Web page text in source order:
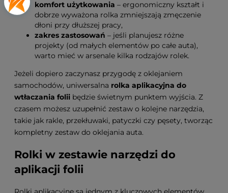
komfort użytkowania – ergonomiczny kształt i
dobrze wyważona rolka zmniejszają zmęczenie
dłoni przy dłuższej pracy,
zakres zastosowań – jeśli planujesz różne
projekty (od małych elementów po całe auta),
warto mieć w arsenale kilka rodzajów rolek.
Jeżeli dopiero zaczynasz przygodę z oklejaniem
samochodów, uniwersalna rolka aplikacyjna do
wtłaczania folii będzie świetnym punktem wyjścia. Z
czasem możesz uzupełnić zestaw o kolejne narzędzia,
takie jak rakle, przekłuwaki, patyczki czy pęsety, tworząc
kompletny zestaw do oklejania auta.
Rolki w zestawie narzędzi do
aplikacji folii